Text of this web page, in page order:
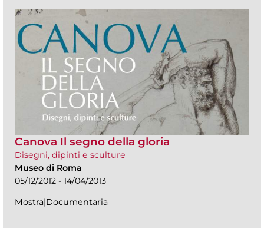
Canova Il segno della gloria
Disegni, dipinti e sculture
Museo di Roma
05/12/2012 - 14/04/2013
Mostra|Documentaria